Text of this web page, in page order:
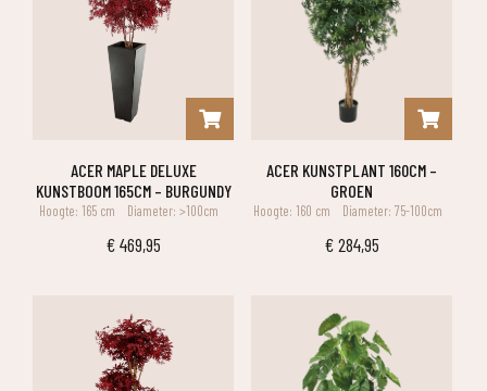
ACER MAPLE DELUXE
KUNSTBOOM 165CM – BURGUNDY
Hoogte: 165 cm Diameter: >100cm
€ 469,95
ACER KUNSTPLANT 160CM –
GROEN
Hoogte: 160 cm Diameter: 75-100cm
€ 284,95